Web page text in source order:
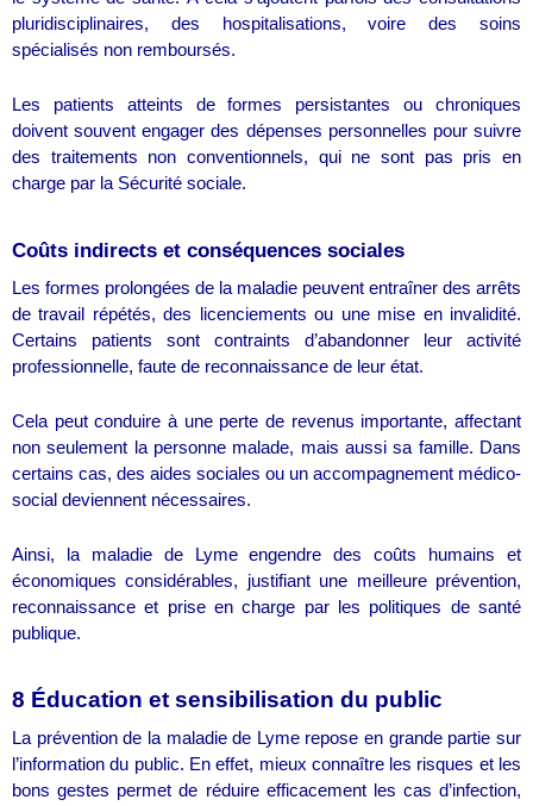
pluridisciplinaires, des hospitalisations, voire des soins
spécialisés non remboursés.
Les patients atteints de formes persistantes ou chroniques
doivent souvent engager des dépenses personnelles pour suivre
des traitements non conventionnels, qui ne sont pas pris en
charge par la Sécurité sociale.
Coûts indirects et conséquences sociales
Les formes prolongées de la maladie peuvent entraîner des arrêts
de travail répétés, des licenciements ou une mise en invalidité.
Certains patients sont contraints d’abandonner leur activité
professionnelle, faute de reconnaissance de leur état.
Cela peut conduire à une perte de revenus importante, affectant
non seulement la personne malade, mais aussi sa famille. Dans
certains cas, des aides sociales ou un accompagnement médico-
social deviennent nécessaires.
Ainsi, la maladie de Lyme engendre des coûts humains et
économiques considérables, justifiant une meilleure prévention,
reconnaissance et prise en charge par les politiques de santé
publique.
8 Éducation et sensibilisation du public
La prévention de la maladie de Lyme repose en grande partie sur
l’information du public. En effet, mieux connaître les risques et les
bons gestes permet de réduire efficacement les cas d’infection,